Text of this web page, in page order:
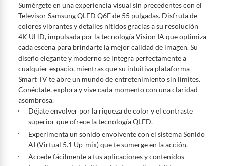
De conformidad con lo establecido en el artículo 47 de la Ley 1480 de
2011 en armonía con el artículo 3 de la Ley 2439 de 2024, el término
para que el cliente ejerza su derecho de retracto será de cinco (5) días
hábiles contados a partir de la recepción del producto, adicional el
producto deberá estar en las mismas condiciones de la entrega; esto es,
en su caja original, con los sellos y sin uso.
Tienes 30 días calendario desde que recibes el producto para
pedir su devolución. Ten en cuenta que hay productos de ciertas
categorías no se pueden devolver si cambias de opinión:
Ten en cuenta que hay productos de ciertas categorías no se
pueden devolver si cambias de opinión:
personal, alimentos, bebidas, suplementos, medicamentos,
vitaminas, intangibles, licencias, eléctricos, electrodomésticos,
deportivas.
Sumérgete en una experiencia visual sin precedentes con el
Televisor Samsung QLED Q6F de 55 pulgadas. Disfruta de
colores vibrantes y detalles nítidos gracias a su resolución
4K UHD, impulsada por la tecnología Vision IA que optimiza
cada escena para brindarte la mejor calidad de imagen. Su
diseño elegante y moderno se integra perfectamente a
cualquier espacio, mientras que su intuitiva plataforma
Smart TV te abre un mundo de entretenimiento sin límites.
Conéctate, explora y vive cada momento con una claridad
asombrosa.
Déjate envolver por la riqueza de color y el contraste
superior que ofrece la tecnología QLED.
Experimenta un sonido envolvente con el sistema Sonido
AI (Virtual 5.1 Up-mix) que te sumerge en la acción.
Accede fácilmente a tus aplicaciones y contenidos